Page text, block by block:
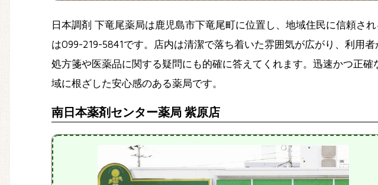
日本調剤 下竜尾薬局は鹿児島市下竜尾町に位置し、地域住民に信頼
は099-219-5841です。店内は清潔で落ち着いた雰囲気が広がり、利用
処方箋や医薬品に関する疑問にも的確に答えてくれます。迅速かつ正
域に根ざした安心感のある薬局です。
南日本薬剤センター薬局 紫原店